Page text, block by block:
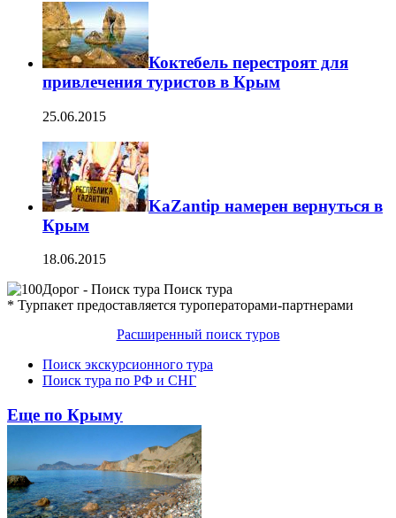
Коктебель перестроят для
привлечения туристов в Крым
25.06.2015
KaZantip намерен вернуться в
Крым
18.06.2015
Поиск тура
* Турпакет предоставляется туроператорами-партнерами
Расширенный поиск туров
Поиск экскурсионного тура
Поиск тура по РФ и СНГ
Еще по Крыму